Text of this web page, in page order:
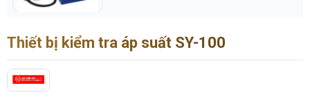
Thiết bị kiểm tra áp suất SY-100